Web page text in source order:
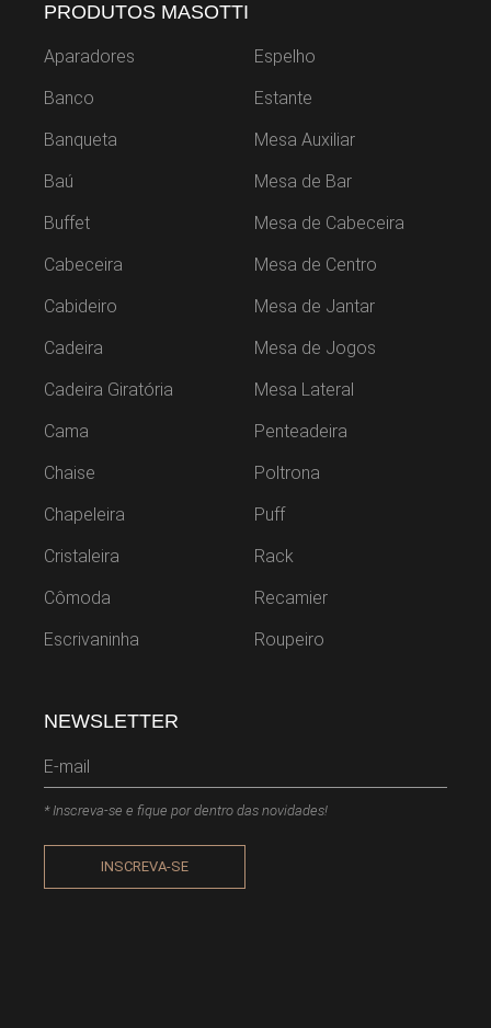
PRODUTOS MASOTTI
Aparadores
Banco
Banqueta
Baú
Buffet
Cabeceira
Cabideiro
Cadeira
Cadeira Giratória
Cama
Chaise
Chapeleira
Cristaleira
Cômoda
Escrivaninha
Espelho
Estante
Mesa Auxiliar
Mesa de Bar
Mesa de Cabeceira
Mesa de Centro
Mesa de Jantar
Mesa de Jogos
Mesa Lateral
Penteadeira
Poltrona
Puff
Rack
Recamier
Roupeiro
NEWSLETTER
* Inscreva-se e fique por dentro das novidades!
INSCREVA-SE